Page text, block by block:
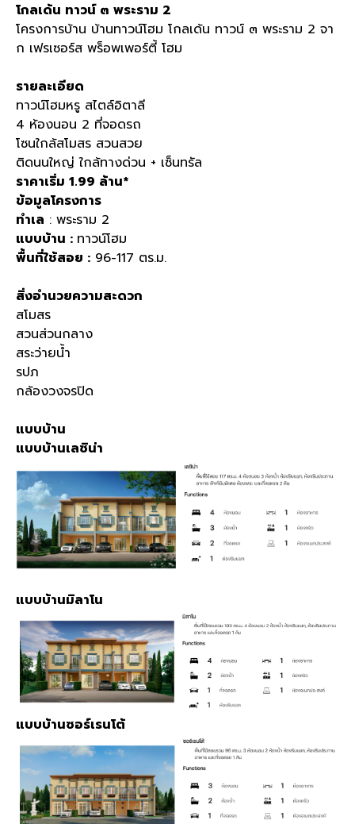
โกลเด้น ทาวน์ ๓ พระราม 2
โครงการบ้าน บ้านทาวน์โฮม โกลเด้น ทาวน์ ๓ พระราม 2 จา
ก เฟรเซอร์ส พร็อพเพอร์ตี้ โฮม
รายละเอียด
ทาวน์โฮมหรู สไตล์อิตาลี
4 ห้องนอน 2 ที่จอดรถ
โซนใกล้สโมสร สวนสวย
ติดนนใหญ่ ใกล้ทางด่วน + เซ็นทรัล
ราคาเริ่ม 1.99 ล้าน*
ข้อมูลโครงการ
ทำเล : พระราม 2
แบบบ้าน : ทาวน์โฮม
พื้นที่ใช้สอย : 96-117 ตร.ม.
สิ่งอำนวยความสะดวก
สโมสร
สวนส่วนกลาง
สระว่ายน้ำ
รปภ
กล้องวงจรปิด
แบบบ้าน
แบบบ้านเลซิน่า
แบบบ้านมิลาโน
แบบบ้านซอร์เรนโต้